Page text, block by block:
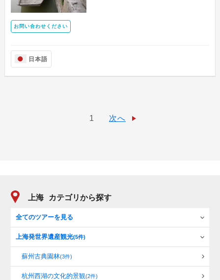
お問い合わせください
日本語
1 次へ
上海 カテゴリから探す
全てのツアーを見る
上海発世界遺産観光(5件)
蘇州古典園林(3件)
杭州西湖の文化的景観(2件)